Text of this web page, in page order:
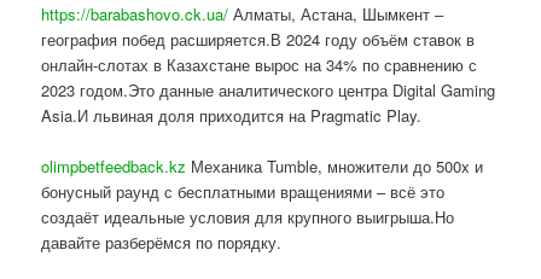
https://barabashovo.ck.ua/ Алматы, Астана, Шымкент –
география побед расширяется.В 2024 году объём ставок в
онлайн-слотах в Казахстане вырос на 34% по сравнению с
2023 годом.Это данные аналитического центра Digital Gaming
Asia.И львиная доля приходится на Pragmatic Play.
olimpbetfeedback.kz Механика Tumble, множители до 500x и
бонусный раунд с бесплатными вращениями – всё это
создаёт идеальные условия для крупного выигрыша.Но
давайте разберёмся по порядку.